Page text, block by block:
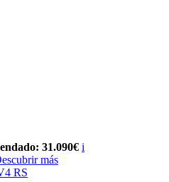
31.090€ i
más
RS